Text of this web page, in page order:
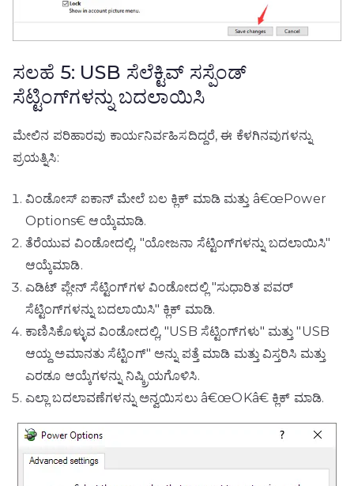
ಸಲಹೆ 5: USB ಸೆಲೆಕ್ಟಿವ್ ಸಸ್ಪೆಂಡ್
ಸೆಟ್ಟಿಂಗ್‌ಗಳನ್ನು ಬದಲಾಯಿಸಿ
ಮೇಲಿನ ಪರಿಹಾರವು ಕಾರ್ಯನಿರ್ವಹಿಸದಿದ್ದರೆ, ಈ ಕೆಳಗಿನವುಗಳನ್ನು
ಪ್ರಯತ್ನಿಸಿ:
ವಿಂಡೋಸ್ ಐಕಾನ್ ಮೇಲೆ ಬಲ ಕ್ಲಿಕ್ ಮಾಡಿ ಮತ್ತು â€œPower
Options€ ಆಯ್ಕೆಮಾಡಿ.
ತೆರೆಯುವ ವಿಂಡೋದಲ್ಲಿ, "ಯೋಜನಾ ಸೆಟ್ಟಿಂಗ್‌ಗಳನ್ನು ಬದಲಾಯಿಸಿ"
ಆಯ್ಕೆಮಾಡಿ.
ಎಡಿಟ್ ಪ್ಲೇನ್ ಸೆಟ್ಟಿಂಗ್‌ಗಳ ವಿಂಡೋದಲ್ಲಿ "ಸುಧಾರಿತ ಪವರ್
ಸೆಟ್ಟಿಂಗ್‌ಗಳನ್ನು ಬದಲಾಯಿಸಿ" ಕ್ಲಿಕ್ ಮಾಡಿ.
ಕಾಣಿಸಿಕೊಳ್ಳುವ ವಿಂಡೋದಲ್ಲಿ, "USB ಸೆಟ್ಟಿಂಗ್‌ಗಳು" ಮತ್ತು "USB
ಆಯ್ದ ಅಮಾನತು ಸೆಟ್ಟಿಂಗ್" ಅನ್ನು ಪತ್ತೆ ಮಾಡಿ ಮತ್ತು ವಿಸ್ತರಿಸಿ ಮತ್ತು
ಎರಡೂ ಆಯ್ಕೆಗಳನ್ನು ನಿಷ್ಕ್ರಿಯಗೊಳಿಸಿ.
ಎಲ್ಲಾ ಬದಲಾವಣೆಗಳನ್ನು ಅನ್ವಯಿಸಲು â€œOKâ€ ಕ್ಲಿಕ್ ಮಾಡಿ.